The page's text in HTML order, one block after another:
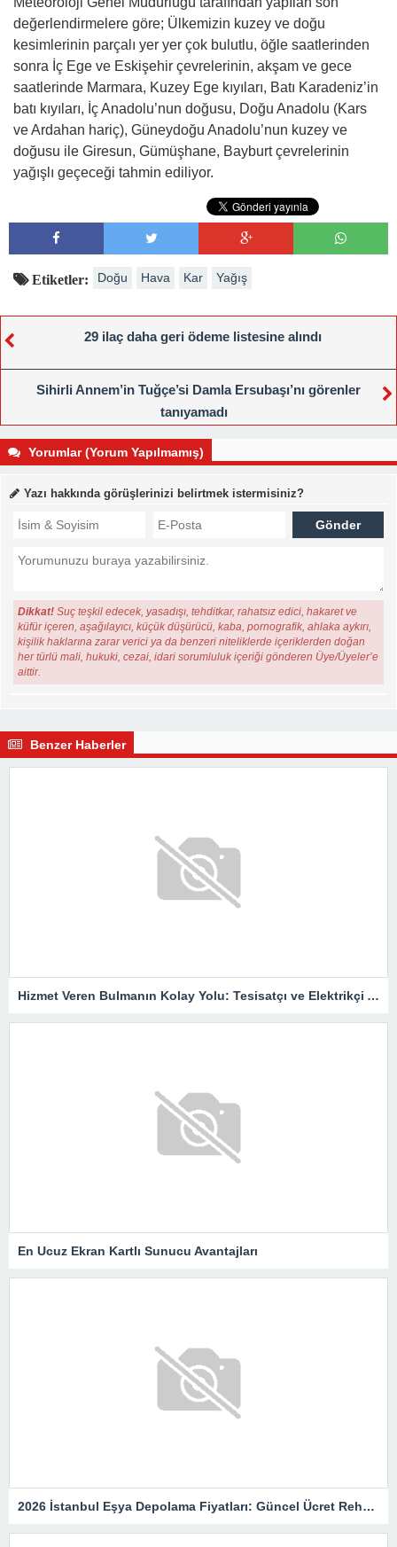
değerlendirmelere göre; Ülkemizin kuzey ve doğu
kesimlerinin parçalı yer yer çok bulutlu, öğle saatlerinden
sonra İç Ege ve Eskişehir çevrelerinin, akşam ve gece
saatlerinde Marmara, Kuzey Ege kıyıları, Batı Karadeniz’in
batı kıyıları, İç Anadolu’nun doğusu, Doğu Anadolu (Kars
ve Ardahan hariç), Güneydoğu Anadolu’nun kuzey ve
doğusu ile Giresun, Gümüşhane, Bayburt çevrelerinin
yağışlı geçeceği tahmin ediliyor.
Etiketler: Doğu Hava Kar Yağış
29 ilaç daha geri ödeme listesine alındı
Sihirli Annem’in Tuğçe’si Damla Ersubaşı’nı görenler
tanıyamadı
Yorumlar (Yorum Yapılmamış)
Yazı hakkında görüşlerinizi belirtmek istermisiniz?
Dikkat! Suç teşkil edecek, yasadışı, tehditkar, rahatsız edici, hakaret ve
küfür içeren, aşağılayıcı, küçük düşürücü, kaba, pornografik, ahlaka aykırı,
kişilik haklarına zarar verici ya da benzeri niteliklerde içeriklerden doğan
her türlü mali, hukuki, cezai, idari sorumluluk içeriği gönderen Üye/Üyeler’e
aittir.
Benzer Haberler
Hizmet Veren Bulmanın Kolay Yolu: Tesisatçı ve Elektrikçi Ararken Nelere Dikkat Edilmeli?
En Ucuz Ekran Kartlı Sunucu Avantajları
2026 İstanbul Eşya Depolama Fiyatları: Güncel Ücret Rehberi